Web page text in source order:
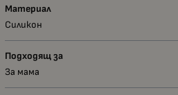
Материал
Силикон
Подходящ за
За мама